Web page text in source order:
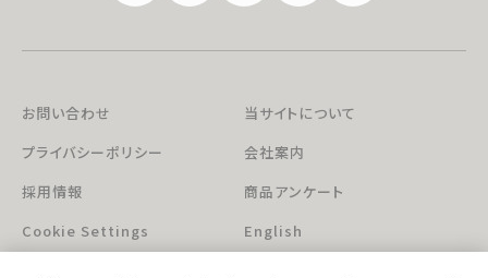
お問い合わせ
当サイトについて
プライバシーポリシー
会社案内
採用情報
商品アンケート
Cookie Settings
English